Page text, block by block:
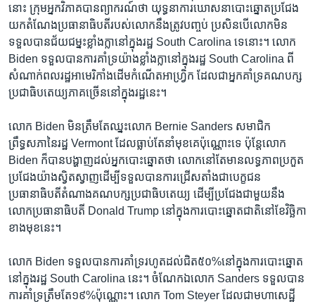
នោះ ក្រុម​អ្នក​វិភាគ​បាន​ព្យាករណ៍​ថា យុទ្ធនាការ​ឃោសនា​បោះឆ្នោត​ប្រជែង​
យក​តំណែងប្រធានាធិបតី​របស់​លោក​នឹង​ត្រូវ​បញ្ចប់​ ប្រសិន​បើ​លោក​មិន​
ទទួល​បាន​ជ័យជម្នះ​ខ្លាំងក្លា​នៅ​ក្នុង​រដ្ឋ South Carolina ទេ​នោះ។ លោក
Biden ទទួល​បាន​ការ​គាំទ្រ​យ៉ាង​ខ្លាំងក្លា​នៅ​ក្នុង​រដ្ឋ South Carolina ពី​
សំណាក់​ពលរដ្ឋ​អាមេរិកាំង​ដើម​កំណើត​អាហ្វ្រិក ដែល​ជា​អ្នក​គាំទ្រ​គណបក្ស​
ប្រជាធិបតេយ្យ​ភាគច្រើន​នៅ​ក្នុង​រដ្ឋ​នេះ។
លោក Biden មិន​ត្រឹម​តែ​ឈ្នះ​លោក Bernie Sanders សមាជិក​
ព្រឹទ្ធសភា​នៃ​រដ្ឋ Vermont ដែល​ធ្លាប់​តែ​នាំ​មុខ​គេ​ប៉ុណ្ណោះ​ទេ ប៉ុន្តែ​លោក
Biden ក៏​បាន​បង្ហាញ​ដល់​អ្នក​បោះឆ្នោត​ថា លោក​នៅ​តែ​មាន​លទ្ធភាព​ប្រកួត
ប្រជែង​យ៉ាង​ស្វិតស្វាញ​ដើម្បី​ទទួល​បាន​ការ​ជ្រើសតាំង​ជា​បេក្ខជន​
ប្រធានាធិបតី​តំណាង​គណបក្ស​ប្រជាធិបតេយ្យ ដើម្បី​ប្រជែង​ជាមួយ​នឹង​
លោក​ប្រធានាធិបតី Donald Trump នៅ​ក្នុង​ការ​បោះឆ្នោត​ជាតិ​នៅ​ខែ​វិច្ឆិកា​
ខាង​មុខ​នេះ។
លោក Biden ទទួល​បាន​ការ​គាំទ្រ​រហូត​ដល់​ជិត​៥០%​នៅ​ក្នុង​ការ​បោះឆ្នោត​
នៅ​ក្នុង​រដ្ឋ South Carolina នេះ។ ចំណែក​ឯ​លោក Sanders ទទួល​បាន​
ការគាំទ្រ​ត្រឹមតែ​១៩%​ប៉ុណ្ណោះ។ លោក Tom Steyer ដែល​ជា​មហាសេដ្ឋី